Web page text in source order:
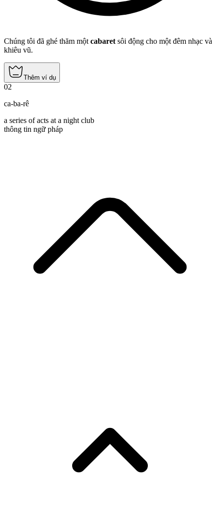
Chúng tôi đã ghé thăm một cabaret sôi động cho một đêm nhạc và
khiêu vũ.
Thêm ví dụ
02
ca-ba-rê
a series of acts at a night club
thông tin ngữ pháp